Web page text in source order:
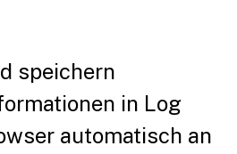
speichern
in Log
automatisch an